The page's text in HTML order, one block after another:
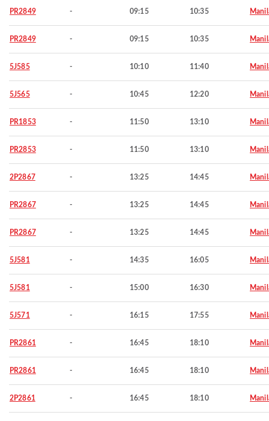
PR2849 - 09:15 10:35
PR2849 - 09:15 10:35
5J585 - 10:10 11:40
5J565 - 10:45 12:20
PR1853 - 11:50 13:10
PR2853 - 11:50 13:10
2P2867 - 13:25 14:45
PR2867 - 13:25 14:45
PR2867 - 13:25 14:45
5J581 - 14:35 16:05
5J581 - 15:00 16:30
5J571 - 16:15 17:55
PR2861 - 16:45 18:10
PR2861 - 16:45 18:10
2P2861 - 16:45 18:10